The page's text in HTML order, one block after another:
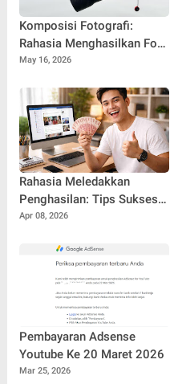
Komposisi Fotografi:
Rahasia Menghasilkan Foto
Menarik, Estetik, dan
May 16, 2026
Rahasia Meledakkan
Penghasilan: Tips Sukses
FB Pro untuk Pemula
Apr 08, 2026
Pembayaran Adsense
Youtube Ke 20 Maret 2026
Mar 25, 2026